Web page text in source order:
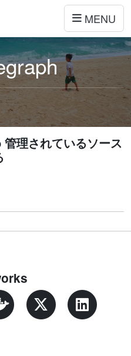
MENU
理されているソース